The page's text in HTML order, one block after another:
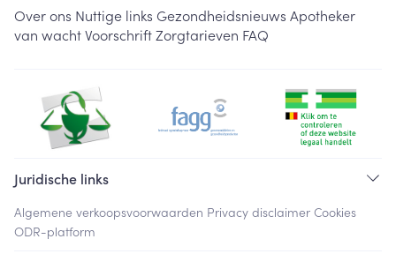
Over ons Nuttige links Gezondheidsnieuws Apotheker
van wachtVoorschriftZorgtarieven FAQ
Juridische links
Algemene verkoopsvoorwaarden Privacy disclaimer Cookies
ODR-platform